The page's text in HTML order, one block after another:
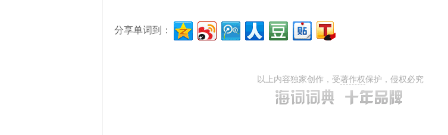
分享单词到：
以上内容独家创作，受著作权保护，侵权必究